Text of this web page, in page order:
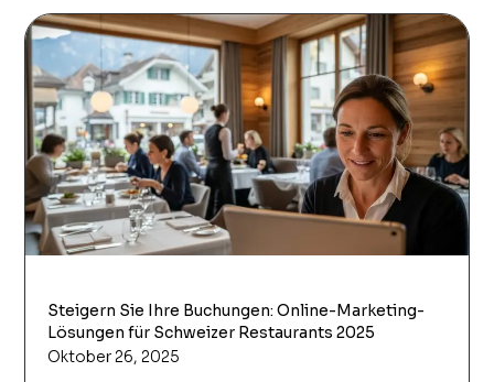
Steigern Sie Ihre Buchungen: Online-Marketing-
Lösungen für Schweizer Restaurants 2025
Oktober 26, 2025